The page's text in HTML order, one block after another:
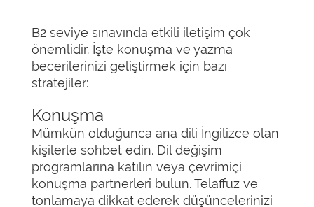
B2 seviye sınavında etkili iletişim çok
önemlidir. İşte konuşma ve yazma
becerilerinizi geliştirmek için bazı
stratejiler:
Konuşma
Mümkün olduğunca ana dili İngilizce olan
kişilerle sohbet edin. Dil değişim
programlarına katılın veya çevrimiçi
konuşma partnerleri bulun. Telaffuz ve
tonlamaya dikkat ederek düşüncelerinizi